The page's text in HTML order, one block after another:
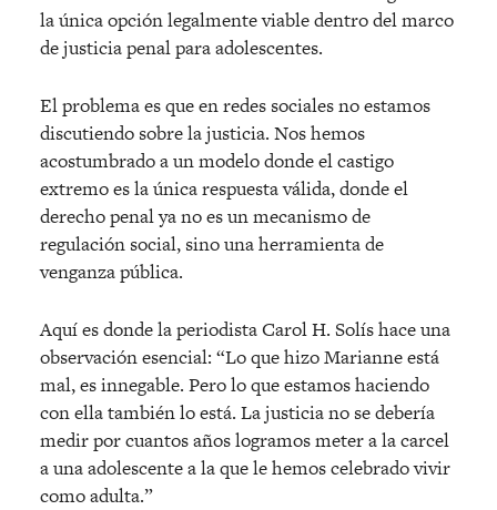
la única opción legalmente viable dentro del marco
de justicia penal para adolescentes.
El problema es que en redes sociales no estamos
discutiendo sobre la justicia. Nos hemos
acostumbrado a un modelo donde el castigo
extremo es la única respuesta válida, donde el
derecho penal ya no es un mecanismo de
regulación social, sino una herramienta de
venganza pública.
Aquí es donde la periodista Carol H. Solís hace una
observación esencial: “Lo que hizo Marianne está
mal, es innegable. Pero lo que estamos haciendo
con ella también lo está. La justicia no se debería
medir por cuantos años logramos meter a la carcel
a una adolescente a la que le hemos celebrado vivir
como adulta.”